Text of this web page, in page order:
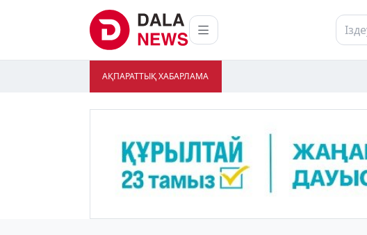
АҚПАРАТТЫҚ ХАБАРЛАМА